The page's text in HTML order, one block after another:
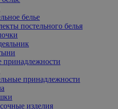
белье
постельного белья
принадлежности
принадлежности
изделия